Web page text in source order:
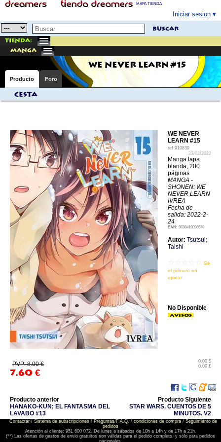
MAPA TIENDA
Iniciar sesion
buscar
Tienda:
manga
WE NEVER LEARN #15
Producto Foro
Cesta
WE NEVER
LEARN #15
ref 910839
23/02/2022
Manga tapa
blanda, 200
páginas
MANGA -
SHONEN: WE
NEVER LEARN
IVREA
Fecha de
salida: 2022-2-
24
EAN: 9788419096678
Autor: Tsutsui;
Taishi
Sé
el primero en
opinar
PVP: 8.00 €
7.60 €
0.00 $
0.00 £
No Disponible
Producto anterior
HANAKO-KUN; EL FANTASMA DEL
LAVABO #13
Producto Siguiente
STAR WARS. CUENTOS DE 5
MINUTOS. V2
Contactar/ Sistema de subscripciones/ Preguntas/F.A.Q. / condiciones de compra/ Seguimiento de
pedidos
Atención al cliente: 951 600 072. De lunes a sábados de 10h a 14h y de 17h a 21h.
(**) Las ofertas de gastos de envio gratuitos son válidas para el pedido completo, y sólo para pedidos